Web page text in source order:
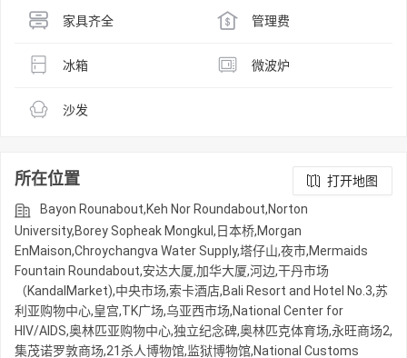
家具齐全 管理费
冰箱 微波炉
沙发
所在位置
打开地图
Bayon Rounabout,Keh Nor Roundabout,Norton
University,Borey Sopheak Mongkul,日本桥,Morgan
EnMaison,Chroychangva Water Supply,塔仔山,夜市,Mermaids
Fountain Roundabout,安达大厦,加华大厦,河边,干丹市场
（KandalMarket),中央市场,索卡酒店,Bali Resort and Hotel No.3,苏
利亚购物中心,皇宫,TK广场,乌亚西市场,National Center for
HIV/AIDS,奥林匹亚购物中心,独立纪念碑,奥林匹克体育场,永旺商场2,
集茂诺罗敦商场,21杀人博物馆,监狱博物馆,National Customs